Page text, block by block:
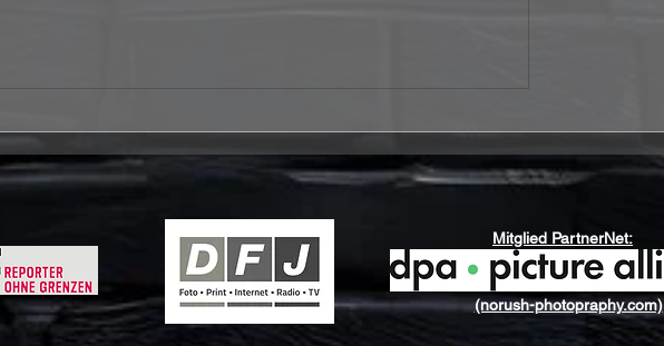
Mitglied PartnerNet:
(norush-photopraphy.com)